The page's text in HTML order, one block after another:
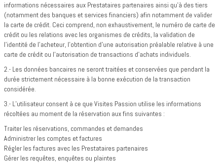
informations nécessaires aux Prestataires partenaires ainsi qu’à des tiers
(notamment des banques et services financiers) afin notamment de valider
la carte de crédit. Ceci comprend, non exhaustivement, le numéro de carte de
crédit ou les relations avec les organismes de crédits, la validation de
l’identité de l’acheteur, l’obtention d’une autorisation préalable relative à une
carte de crédit ou l’autorisation de transactions d’achats individuels.
2.- Les données bancaires ne seront traitées et conservées que pendant la
durée strictement nécessaire à la bonne exécution de la transaction
considérée.
3.- L’utilisateur consent à ce que Visites Passion utilise les informations
récoltées au moment de la réservation aux fins suivantes :
Traiter les réservations, commandes et demandes
Administrer les comptes et factures
Régler les factures avec les Prestataires partenaires
Gérer les requêtes, enquêtes ou plaintes